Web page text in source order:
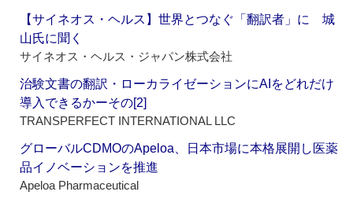
【サイネオス・ヘルス】世界とつなぐ「翻訳者」に 城
山氏に聞く
サイネオス・ヘルス・ジャパン株式会社
治験文書の翻訳・ローカライゼーションにAIをどれだけ
導入できるかーその[2]
TRANSPERFECT INTERNATIONAL LLC
グローバルCDMOのApeloa、日本市場に本格展開し医薬
品イノベーションを推進
Apeloa Pharmaceutical